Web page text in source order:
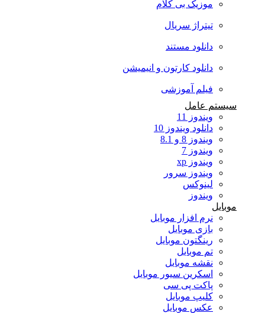
موزیک بی کلام
تیتراژ سریال
دانلود مستند
دانلود کارتون و انیمیشن
فیلم آموزشی
سیستم عامل
ویندوز 11
دانلود ویندوز 10
ویندوز 8 و 8.1
ویندوز 7
ویندوز xp
ویندوز سرور
لینوکس
ویندوز
موبایل
نرم افزار موبایل
بازی موبایل
رینگتون موبایل
تم موبایل
نقشه موبایل
اسکرین سیور موبایل
پاکت پی سی
کلیپ موبایل
عکس موبایل